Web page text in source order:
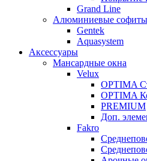
Grand Line
Алюминиевые софиты
Gentek
Aquasystem
Аксессуары
Мансардные окна
Velux
OPTIMA
OPTIMA
PREMIUM
Доп.
Fakro